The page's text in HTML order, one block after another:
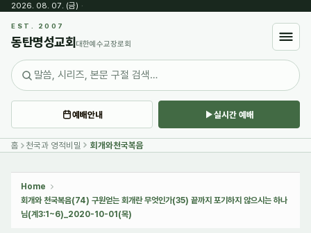
2026. 08. 07. (금) ·
EST. 2007
동탄명성교회 대한예수교장로회
예배안내 실시간 예배
홈 천국과 영적비밀 회개와천국복음
Home
회개와 천국복음(74) 구원얻는 회개란 무엇인가(35) 끝까지 포기하지 않으시는 하나
님(계3:1~6)_2020-10-01(목)
Sketchbook5, 스케치북5
Sketchbook5, 스케치북5